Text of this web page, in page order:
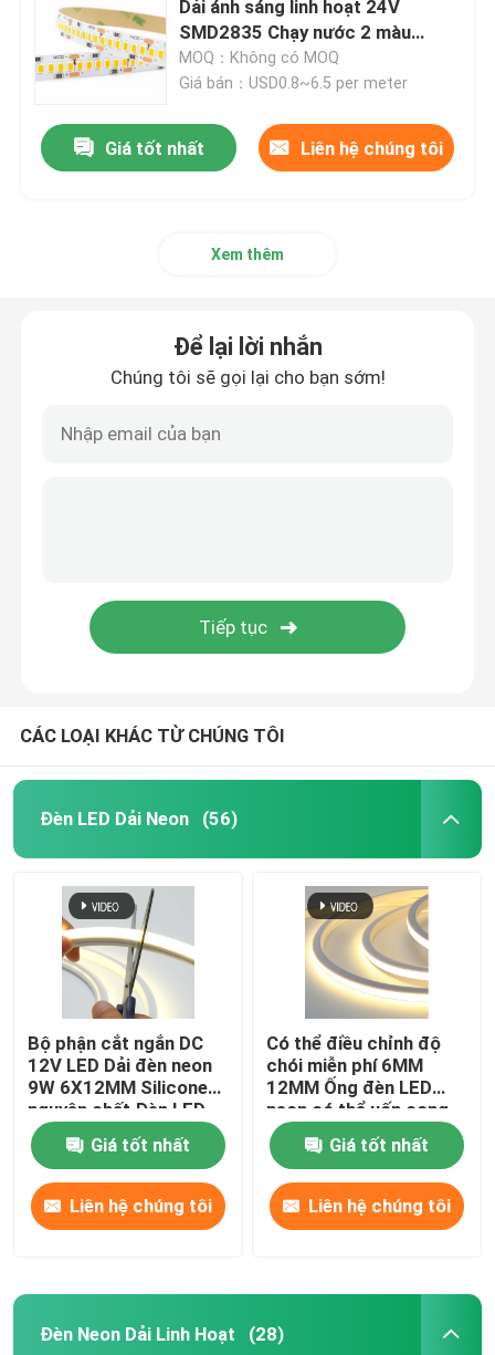
Đèn LED dán tường
Đèn LED chiếu sáng dưới kệ
đèn led treo tuyến tính
Phụ kiện cảm biến LED
Dải ánh sáng linh hoạt 24V
SMD2835 Chạy nước 2 màu
thông minh kép
MOQ：Không có MOQ
Giá bán：USD0.8~6.5 per meter
Giá tốt nhất Liên hệ chúng tôi
Xem thêm
Để lại lời nhắn
Chúng tôi sẽ gọi lại cho bạn sớm!
CÁC LOẠI KHÁC TỪ CHÚNG TÔI
Đèn LED Dải Neon (56)
Bộ phận cắt ngắn DC
12V LED Dải đèn neon
9W 6X12MM Silicone
nguyên chất Đèn LED
neon linh hoạt
Giá tốt nhất
Liên hệ chúng tôi
Có thể điều chỉnh độ
chói miễn phí 6MM
12MM Ống đèn LED
neon có thể uốn cong
để trang trí nội thất
Giá tốt nhất
Liên hệ chúng tôi
Đèn Neon Dải Linh Hoạt (28)